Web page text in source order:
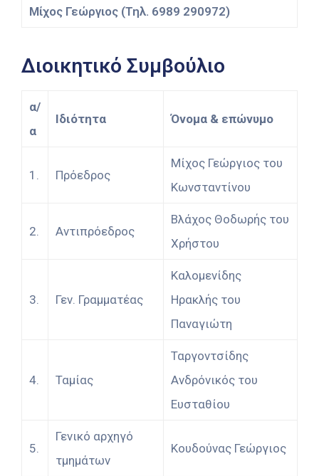
Μίχος Γεώργιος (Τηλ. 6989 290972)
Διοικητικό Συμβούλιο
α/
α
Ιδιότητα Όνομα & επώνυμο
1. Πρόεδρος
Μίχος Γεώργιος του
Κωνσταντίνου
2. Αντιπρόεδρος
Βλάχος Θοδωρής του
Χρήστου
3. Γεν. Γραμματέας
Καλομενίδης
Ηρακλής του
Παναγιώτη
4. Ταμίας
Ταργοντσίδης
Ανδρόνικός του
Ευσταθίου
5.
Γενικό αρχηγό
τμημάτων
Κουδούνας Γεώργιος